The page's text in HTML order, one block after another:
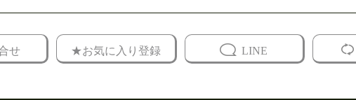
せ ★お気に入り登録 LINE